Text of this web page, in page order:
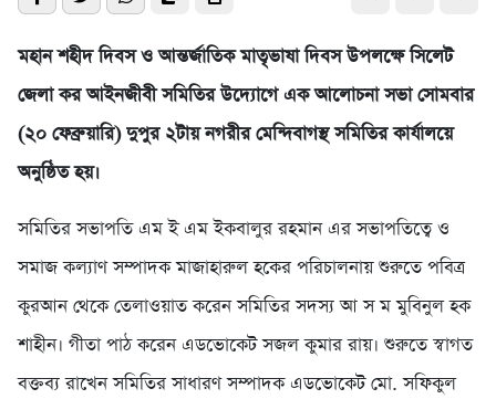
মহান শহীদ দিবস ও আন্তর্জাতিক মাতৃভাষা দিবস উপলক্ষে সিলেট
জেলা কর আইনজীবী সমিতির উদ্যোগে এক আলোচনা সভা সোমবার
(২০ ফেব্রুয়ারি) দুপুর ২টায় নগরীর মেন্দিবাগস্থ সমিতির কার্যালয়ে
অনুষ্ঠিত হয়।
সমিতির সভাপতি এম ই এম ইকবালুর রহমান এর সভাপতিত্বে ও
সমাজ কল্যাণ সম্পাদক মাজাহারুল হকের পরিচালনায় শুরুতে পবিত্র
কুরআন থেকে তেলাওয়াত করেন সমিতির সদস্য আ স ম মুবিনুল হক
শাহীন। গীতা পাঠ করেন এডভোকেট সজল কুমার রায়। শুরুতে স্বাগত
বক্তব্য রাখেন সমিতির সাধারণ সম্পাদক এডভোকেট মো. সফিকুল